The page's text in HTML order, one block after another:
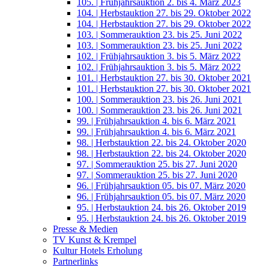
105. | Frühjahrsauktion 2. bis 4. März 2023
104. | Herbstauktion 27. bis 29. Oktober 2022
104. | Herbstauktion 27. bis 29. Oktober 2022
103. | Sommerauktion 23. bis 25. Juni 2022
103. | Sommerauktion 23. bis 25. Juni 2022
102. | Frühjahrsauktion 3. bis 5. März 2022
102. | Frühjahrsauktion 3. bis 5. März 2022
101. | Herbstauktion 27. bis 30. Oktober 2021
101. | Herbstauktion 27. bis 30. Oktober 2021
100. | Sommerauktion 23. bis 26. Juni 2021
100. | Sommerauktion 23. bis 26. Juni 2021
99. | Frühjahrsauktion 4. bis 6. März 2021
99. | Frühjahrsauktion 4. bis 6. März 2021
98. | Herbstauktion 22. bis 24. Oktober 2020
98. | Herbstauktion 22. bis 24. Oktober 2020
97. | Sommerauktion 25. bis 27. Juni 2020
97. | Sommerauktion 25. bis 27. Juni 2020
96. | Frühjahrsauktion 05. bis 07. März 2020
96. | Frühjahrsauktion 05. bis 07. März 2020
95. | Herbstauktion 24. bis 26. Oktober 2019
95. | Herbstauktion 24. bis 26. Oktober 2019
Presse & Medien
TV Kunst & Krempel
Kultur Hotels Erholung
Partnerlinks